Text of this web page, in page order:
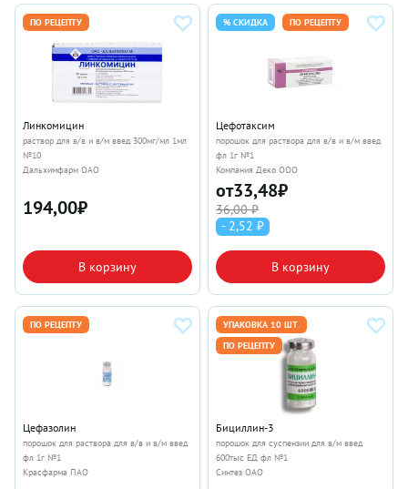
ПО РЕЦЕПТУ
Линкомицин
раствор для в/в и в/м введ 300мг/мл 1мл
№10
Дальхимфарм ОАО
194,00₽
В корзину
% СКИДКА ПО РЕЦЕПТУ
Цефотаксим
порошок для раствора для в/в и в/м введ
фл 1г №1
Компания Деко ООО
от33,48₽
36,00 ₽
- 2,52 ₽
В корзину
ПО РЕЦЕПТУ
Цефазолин
порошок для раствора для в/в и в/м введ
фл 1г №1
Красфарма ПАО
УПАКОВКА 10 ШТ.
ПО РЕЦЕПТУ
Бициллин-3
порошок для суспензии для в/м введ
600тыс ЕД фл №1
Синтез ОАО